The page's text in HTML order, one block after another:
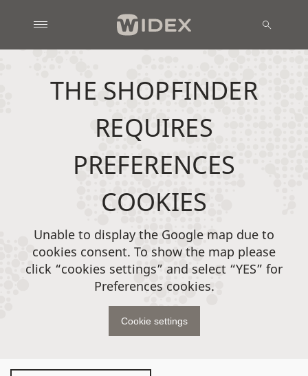
THE SHOPFINDER
REQUIRES
PREFERENCES
COOKIES
Unable to display the Google map due to
cookies consent. To show the map please
click “cookies settings” and select “YES” for
Preferences cookies.
Cookie settings